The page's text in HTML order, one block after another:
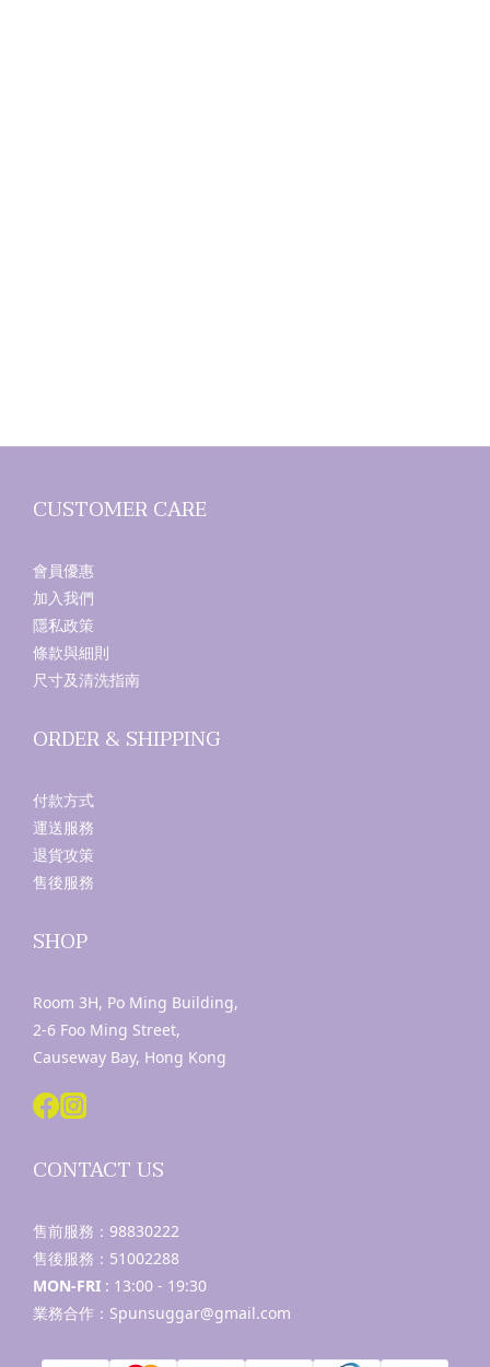
CUSTOMER CARE
會員優惠
加入我們
隱私政策
條款與細則
尺寸及清洗指南
ORDER & SHIPPING
付款方式
運送服務
退貨攻策
售後服務
SHOP
Room 3H, Po Ming Building,
2-6 Foo Ming Street,
Causeway Bay, Hong Kong
CONTACT US
售前服務： 98830222
售後服務： 51002288
MON-FRI : 13:00 - 19:30
業務合作：Spunsuggar@gmail.com